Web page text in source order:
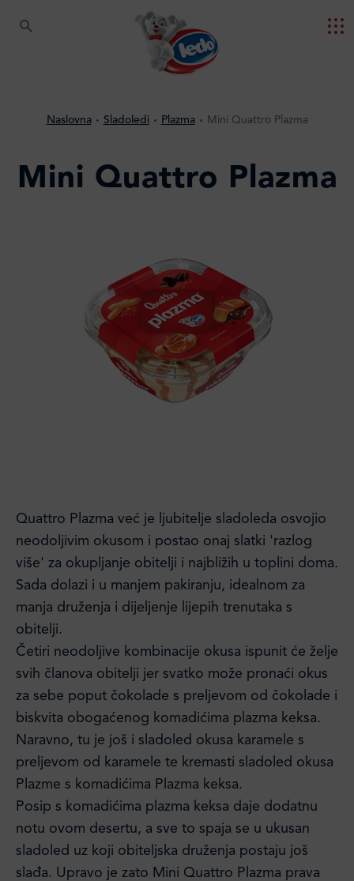
Naslovna Sladoledi Plazma Mini Quattro Plazma
Mini Quattro Plazma
Quattro Plazma već je ljubitelje sladoleda osvojio
neodoljivim okusom i postao onaj slatki 'razlog
više' za okupljanje obitelji i najbližih u toplini doma.
Sada dolazi i u manjem pakiranju, idealnom za
manja druženja i dijeljenje lijepih trenutaka s
obitelji.
Četiri neodoljive kombinacije okusa ispunit će želje
svih članova obitelji jer svatko može pronaći okus
za sebe poput čokolade s preljevom od čokolade i
biskvita obogaćenog komadićima plazma keksa.
Naravno, tu je još i sladoled okusa karamele s
preljevom od karamele te kremasti sladoled okusa
Plazme s komadićima Plazma keksa.
Posip s komadićima plazma keksa daje dodatnu
notu ovom desertu, a sve to spaja se u ukusan
sladoled uz koji obiteljska druženja postaju još
slađa. Upravo je zato Mini Quattro Plazma prava